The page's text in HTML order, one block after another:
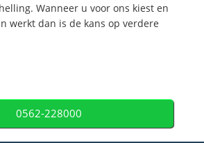
Wanneer u voor ons kiest en
werkt dan is de kans op verdere
0562-228000